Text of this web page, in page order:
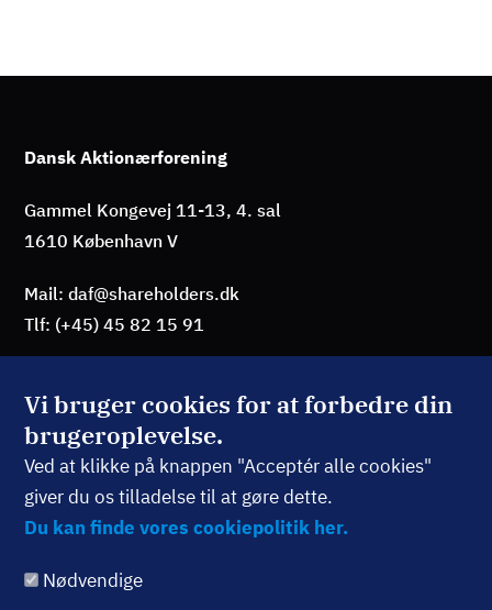
Vi bruger cookies for at forbedre din
brugeroplevelse.
Ved at klikke på knappen "Acceptér alle cookies"
giver du os tilladelse til at gøre dette.
Du kan finde vores cookiepolitik her.
Nødvendige
Dansk Aktionærforening
Gammel Kongevej 11-13, 4. sal
1610 København V
Mail: daf@shareholders.dk
Tlf: (+45) 45 82 15 91
BLIV MEDLEM
TILMELD NYHEDSBREV